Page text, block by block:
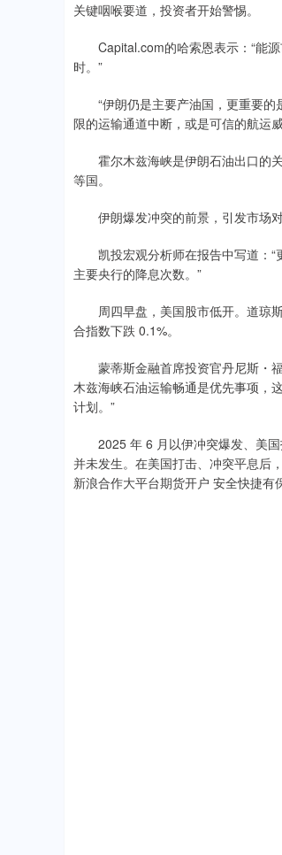
关键咽喉要道，投资者开始警惕。
Capital.com的哈索恩表示：“能源
时。”
“伊朗仍是主要产油国，更重要的
限的运输通道中断，或是可信的航运
霍尔木兹海峡是伊朗石油出口的关
等国。
伊朗爆发冲突的前景，引发市场对
凯投宏观分析师在报告中写道：“
主要央行的降息次数。”
周四早盘，美国股市低开。道琼斯
合指数下跌 0.1%。
蒙蒂斯金融首席投资官丹尼斯・福
木兹海峡石油运输畅通是优先事项，
计划。”
2025 年 6 月以伊冲突爆发、美国
并未发生。在美国打击、冲突平息后，
新浪合作大平台期货开户 安全快捷有